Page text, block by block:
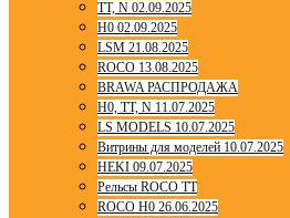
TT, N 02.09.2025
H0 02.09.2025
LSM 21.08.2025
ROCO 13.08.2025
BRAWA РАСПРОДАЖА
H0, TT, N 11.07.2025
LS MODELS 10.07.2025
Витрины для моделей 10.07.2025
HEKI 09.07.2025
Рельсы ROCO TT
ROCO H0 26.06.2025